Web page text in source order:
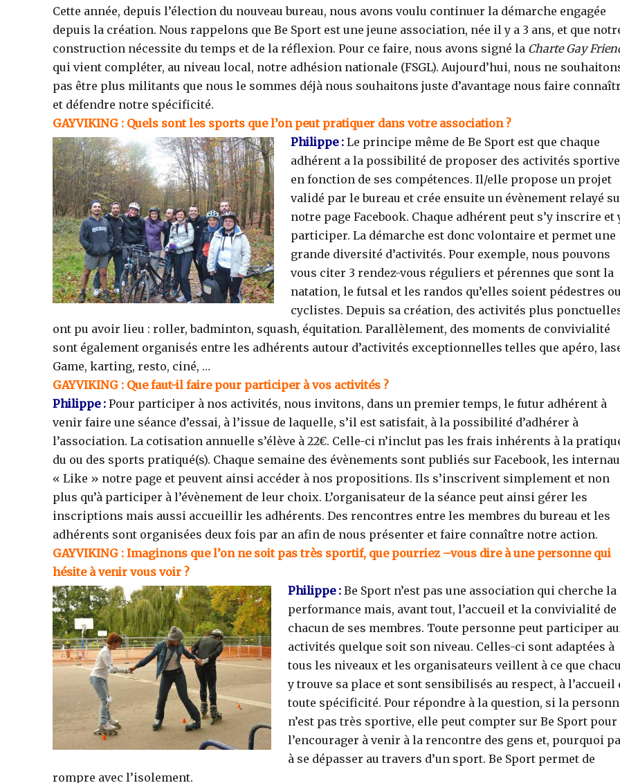
Cette année, depuis l’élection du nouveau bureau, nous avons voulu continuer la démarche engagée
depuis la création. Nous rappelons que Be Sport est une jeune association, née il y a 3 ans, et que
construction nécessite du temps et de la réflexion. Pour ce faire, nous avons signé la Charte Gay
qui vient compléter, au niveau local, notre adhésion nationale (FSGL). Aujourd’hui, nous ne
pas être plus militants que nous le sommes déjà nous souhaitons juste d’avantage nous faire
et défendre notre spécificité.
GAYVIKING : Quels sont les sports que l’on peut pratiquer dans votre association ?
Philippe : Le principe même de Be Sport est que chaque
adhérent a la possibilité de proposer des activités
en fonction de ses compétences. Il/elle propose un projet
validé par le bureau et crée ensuite un évènement relayé
notre page Facebook. Chaque adhérent peut s’y inscrire et
participer. La démarche est donc volontaire et permet une
grande diversité d’activités. Pour exemple, nous pouvons
vous citer 3 rendez-vous réguliers et pérennes que sont la
natation, le futsal et les randos qu’elles soient pédestres ou
cyclistes. Depuis sa création, des activités plus
ont pu avoir lieu : roller, badminton, squash, équitation. Parallèlement, des moments de convivialité
sont également organisés entre les adhérents autour d’activités exceptionnelles telles que apéro,
Game, karting, resto, ciné, …
GAYVIKING : Que faut-il faire pour participer à vos activités ?
Philippe : Pour participer à nos activités, nous invitons, dans un premier temps, le futur adhérent à
venir faire une séance d’essai, à l’issue de laquelle, s’il est satisfait, à la possibilité d’adhérer à
l’association. La cotisation annuelle s’élève à 22€. Celle-ci n’inclut pas les frais inhérents à la
du ou des sports pratiqué(s). Chaque semaine des évènements sont publiés sur Facebook, les
« Like » notre page et peuvent ainsi accéder à nos propositions. Ils s’inscrivent simplement et non
plus qu’à participer à l’évènement de leur choix. L’organisateur de la séance peut ainsi gérer les
inscriptions mais aussi accueillir les adhérents. Des rencontres entre les membres du bureau et les
adhérents sont organisées deux fois par an afin de nous présenter et faire connaître notre action.
GAYVIKING : Imaginons que l’on ne soit pas très sportif, que pourriez –vous dire à une personne qui
hésite à venir vous voir ?
Philippe : Be Sport n’est pas une association qui cherche la
performance mais, avant tout, l’accueil et la convivialité de
chacun de ses membres. Toute personne peut participer
activités quelque soit son niveau. Celles-ci sont adaptées à
tous les niveaux et les organisateurs veillent à ce que
y trouve sa place et sont sensibilisés au respect, à l’accueil
toute spécificité. Pour répondre à la question, si la
n’est pas très sportive, elle peut compter sur Be Sport pour
l’encourager à venir à la rencontre des gens et, pourquoi
à se dépasser au travers d’un sport. Be Sport permet de
rompre avec l’isolement.